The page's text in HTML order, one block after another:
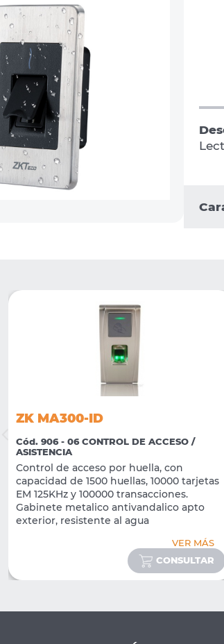
ZK MA300-ID
Cód. 906 - 06 CONTROL DE ACCESO /
ASISTENCIA
Control de acceso por huella, con
capacidad de 1500 huellas, 10000 tarjetas
EM 125KHz y 100000 transacciones.
Gabinete metalico antivandalico apto
exterior, resistente al agua
VER MÁS
CONSULTAR